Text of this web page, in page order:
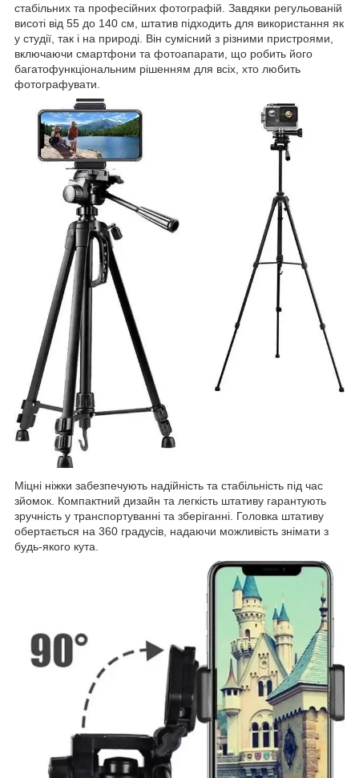
стабільних та професійних фотографій. Завдяки регульованій
висоті від 55 до 140 см, штатив підходить для використання як
у студії, так і на природі. Він сумісний з різними пристроями,
включаючи смартфони та фотоапарати, що робить його
багатофункціональним рішенням для всіх, хто любить
фотографувати.
Міцні ніжки забезпечують надійність та стабільність під час
зйомок. Компактний дизайн та легкість штативу гарантують
зручність у транспортуванні та зберіганні. Головка штативу
обертається на 360 градусів, надаючи можливість знімати з
будь-якого кута.